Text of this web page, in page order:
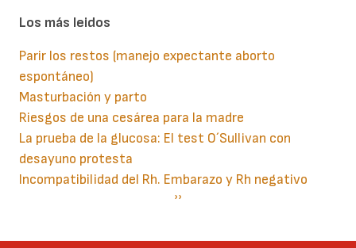
Los más leidos
Parir los restos (manejo expectante aborto
espontáneo)
Masturbación y parto
Riesgos de una cesárea para la madre
La prueba de la glucosa: El test O´Sullivan con
desayuno protesta
Incompatibilidad del Rh. Embarazo y Rh negativo
Siguiente
››